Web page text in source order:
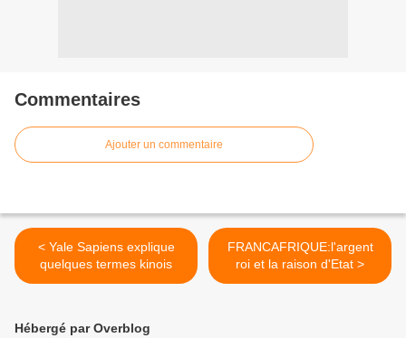
Commentaires
Ajouter un commentaire
< Yale Sapiens explique
quelques termes kinois
FRANCAFRIQUE:l'argent
roi et la raison d'Etat >
Hébergé par Overblog